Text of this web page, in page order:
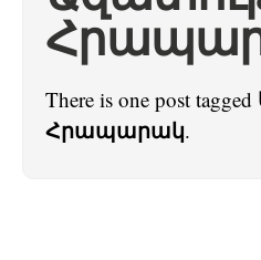
There is one post tagged
Հրապարակ.